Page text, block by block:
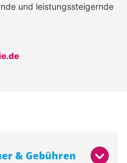
und leistungssteigernde
& Gebühren